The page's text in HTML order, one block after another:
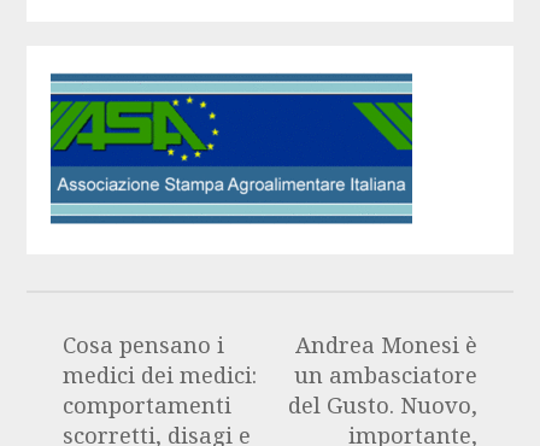
Cosa pensano i
medici dei medici:
comportamenti
scorretti, disagi e
Andrea Monesi è
un ambasciatore
del Gusto. Nuovo,
importante,